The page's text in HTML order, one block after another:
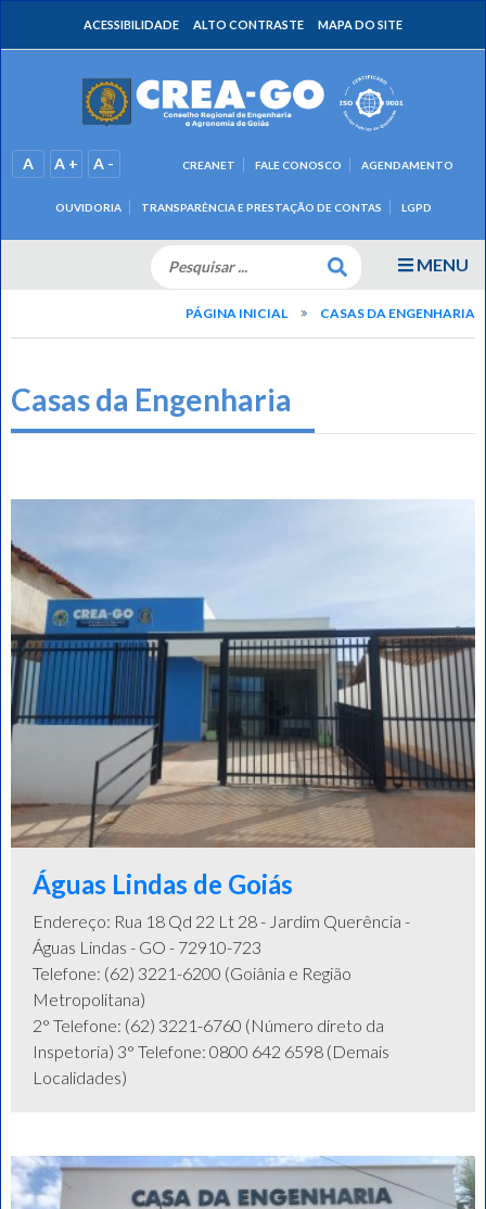
ACESSIBILIDADE ALTO CONTRASTE MAPA DO SITE
A A + A -
OUVIDORIA TRANSPARÊNCIA E PRESTAÇÃO DE CONTAS LGPD
CREANET FALE CONOSCO AGENDAMENTO
MENU
PÁGINA INICIAL CASAS DA ENGENHARIA
Casas da Engenharia
Águas Lindas de Goiás
Endereço: Rua 18 Qd 22 Lt 28 - Jardim Querência -
Águas Lindas - GO - 72910-723
Telefone: (62) 3221-6200 (Goiânia e Região
Metropolitana)
2° Telefone: (62) 3221-6760 (Número direto da
Inspetoria) 3° Telefone: 0800 642 6598 (Demais
Localidades)